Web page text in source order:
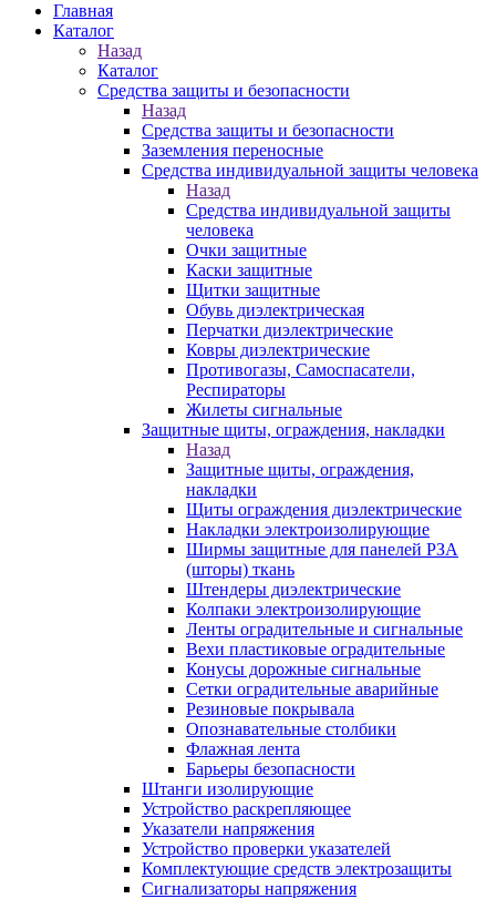
Главная
Каталог
Назад
Каталог
Средства защиты и безопасности
Назад
Средства защиты и безопасности
Заземления переносные
Средства индивидуальной защиты человека
Назад
Средства индивидуальной защиты
человека
Очки защитные
Каски защитные
Щитки защитные
Обувь диэлектрическая
Перчатки диэлектрические
Ковры диэлектрические
Противогазы, Самоспасатели,
Респираторы
Жилеты сигнальные
Защитные щиты, ограждения, накладки
Назад
Защитные щиты, ограждения,
накладки
Щиты ограждения диэлектрические
Накладки электроизолирующие
Ширмы защитные для панелей РЗА
(шторы) ткань
Штендеры диэлектрические
Колпаки электроизолирующие
Ленты оградительные и сигнальные
Вехи пластиковые оградительные
Конусы дорожные сигнальные
Сетки оградительные аварийные
Резиновые покрывала
Опознавательные столбики
Флажная лента
Барьеры безопасности
Штанги изолирующие
Устройство раскрепляющее
Указатели напряжения
Устройство проверки указателей
Комплектующие средств электрозащиты
Сигнализаторы напряжения